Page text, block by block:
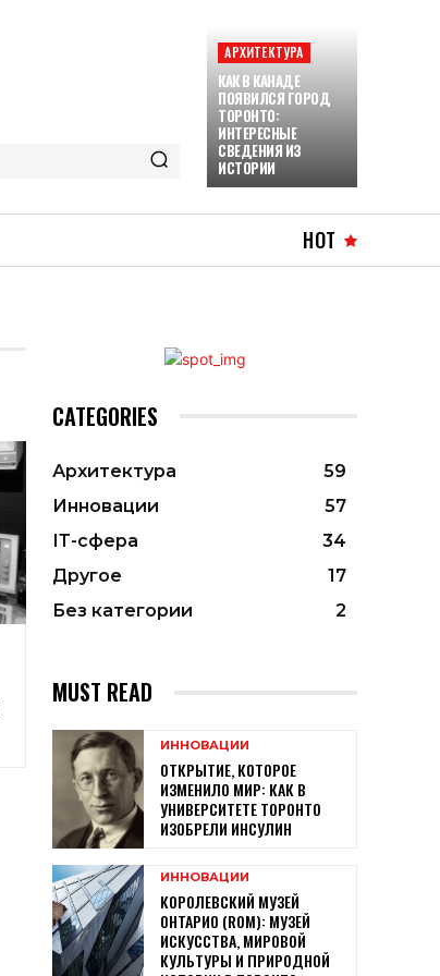
АРХИТЕКТУРА
КАК В КАНАДЕ
ПОЯВИЛСЯ ГОРОД
ТОРОНТО:
ИНТЕРЕСНЫЕ
СВЕДЕНИЯ ИЗ
ИСТОРИИ
HOT
CATEGORIES
Архитектура
59
Инновации
57
ІТ-сфера
34
Другое
17
Без категории
2
MUST READ
ИННОВАЦИИ
ОТКРЫТИЕ, КОТОРОЕ
ИЗМЕНИЛО МИР: КАК В
УНИВЕРСИТЕТЕ ТОРОНТО
ИЗОБРЕЛИ ИНСУЛИН
ИННОВАЦИИ
КОРОЛЕВСКИЙ МУЗЕЙ
ОНТАРИО (ROM): МУЗЕЙ
ИСКУССТВА, МИРОВОЙ
КУЛЬТУРЫ И ПРИРОДНОЙ